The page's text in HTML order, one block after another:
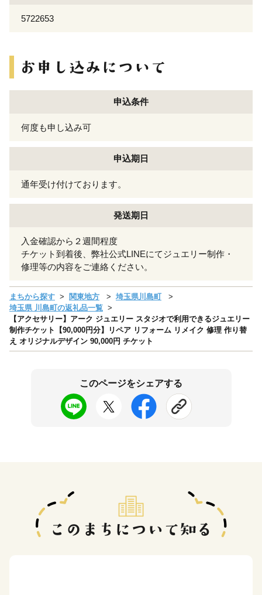
5722653
申込条件
何度も申し込み可
申込期日
通年受け付けております。
発送期日
入金確認から２週間程度
チケット到着後、弊社公式LINEにてジュエリー制作・
修理等の内容をご連絡ください。
まちから探す 関東地方
埼玉県川島町
埼玉県 川島町の返礼品一覧
【アクセサリー】アーク ジュエリー スタジオで利用できるジュエリー
制作チケット【90,000円分】リペア リフォーム リメイク 修理 作り替
え オリジナルデザイン 90,000円 チケット
このページをシェアする